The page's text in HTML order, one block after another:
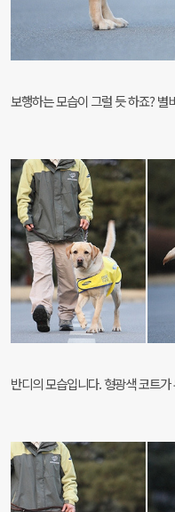
보행하는 모습이 그럴 듯 하죠? 별
반디의 모습입니다. 형광색 코트